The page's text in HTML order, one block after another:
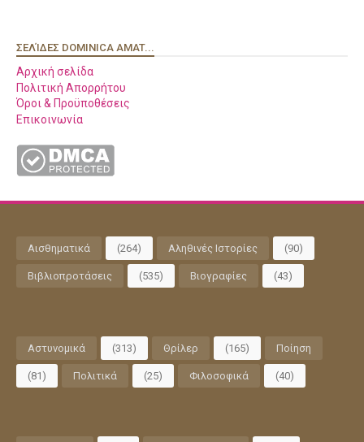
ΣΕΛΊΔΕΣ DOMINICA AMAT...
Αρχική σελίδα
Πολιτική Απορρήτου
Όροι & Προϋποθέσεις
Επικοινωνία
Αισθηματικά (264) Αληθινές Ιστορίες (90)
Βιβλιοπροτάσεις (535) Βιογραφίες (43)
Αστυνομικά (313) Θρίλερ (165) Ποίηση
(81) Πολιτικά (25) Φιλοσοφικά (40)